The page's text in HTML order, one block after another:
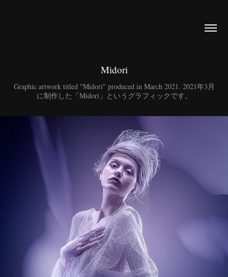
Midori
Graphic artwork titled "Midori" produced in March 2021. 2021年3月
に制作した「Midori」というグラフィックです。